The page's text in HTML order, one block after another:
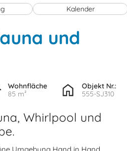
Kalender
und
Wohnfläche
85 m²
Objekt Nr.:
555-SJ310
Whirlpool und
Umgebung Hand in Hand